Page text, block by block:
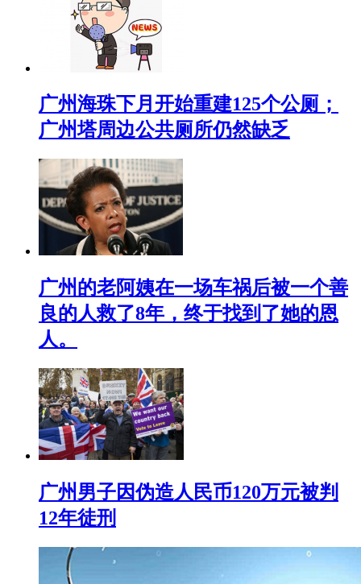
广州海珠下月开始重建125个公厕；
广州塔周边公共厕所仍然缺乏
广州的老阿姨在一场车祸后被一个善
良的人救了8年，终于找到了她的恩
人。
广州男子因伪造人民币120万元被判
12年徒刑